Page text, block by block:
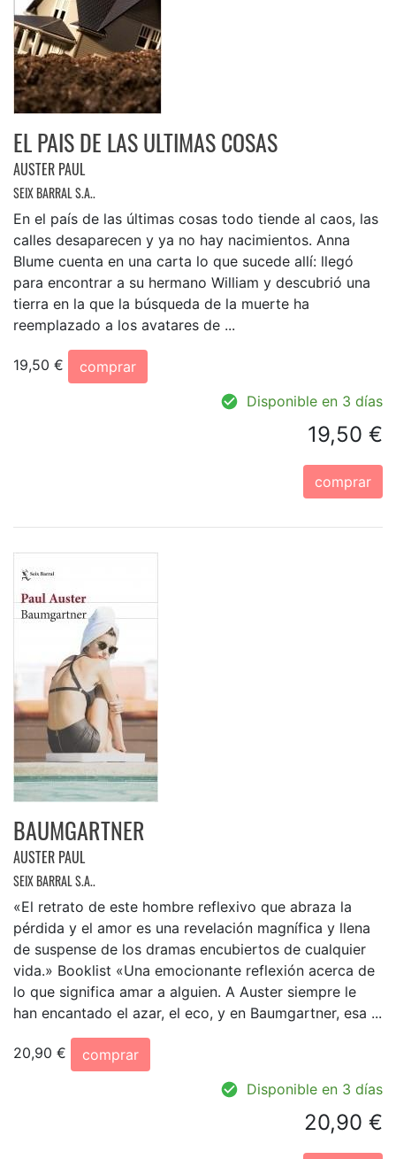
EL PAIS DE LAS ULTIMAS COSAS
AUSTER PAUL
SEIX BARRAL S.A..
En el país de las últimas cosas todo tiende al caos, las
calles desaparecen y ya no hay nacimientos. Anna
Blume cuenta en una carta lo que sucede allí: llegó
para encontrar a su hermano William y descubrió una
tierra en la que la búsqueda de la muerte ha
reemplazado a los avatares de ...
19,50 €
comprar
Disponible en 3 días
19,50 €
comprar
BAUMGARTNER
AUSTER PAUL
SEIX BARRAL S.A..
«El retrato de este hombre reflexivo que abraza la
pérdida y el amor es una revelación magnífica y llena
de suspense de los dramas encubiertos de cualquier
vida.» Booklist «Una emocionante reflexión acerca de
lo que significa amar a alguien. A Auster siempre le
han encantado el azar, el eco, y en Baumgartner, esa ...
20,90 €
comprar
Disponible en 3 días
20,90 €